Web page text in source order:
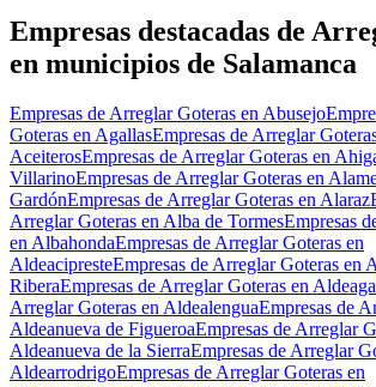
−
Empresas destacadas de
en municipios de Salamanca
Empresas de Arreglar Goteras en Abusejo
Goteras en AgallasEmpresas de Arreglar
AceiterosEmpresas de Arreglar Goteras en
VillarinoEmpresas de Arreglar Goteras en
GardónEmpresas de Arreglar Goteras en Alaraz
Arreglar Goteras en Alba de TormesEmpresas
en AlbahondaEmpresas de Arreglar Goteras en
AldeacipresteEmpresas de Arreglar Goteras en
RiberaEmpresas de Arreglar Goteras en
Arreglar Goteras en AldealenguaEmpresas de
Aldeanueva de FigueroaEmpresas de Arreglar
Aldeanueva de la SierraEmpresas de Arreglar
AldearrodrigoEmpresas de Arreglar Goteras en